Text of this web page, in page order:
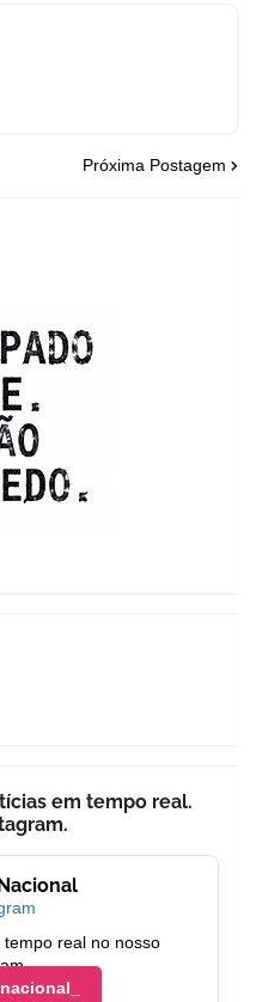
Próxima Postagem
em tempo real.
real no nosso